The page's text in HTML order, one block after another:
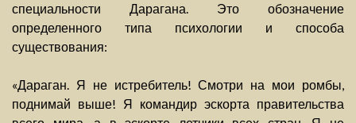
специальности Дарагана. Это обозначение
определенного типа психологии и способа
существования:
«Дараган. Я не истребитель! Смотри на мои ромбы,
поднимай выше! Я командир эскорта правительства